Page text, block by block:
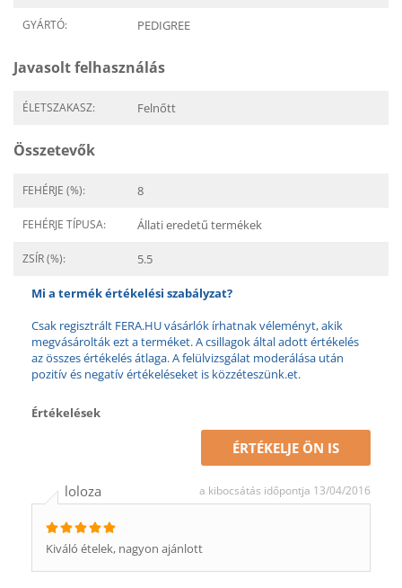
GYÁRTÓ: PEDIGREE
Javasolt felhasználás
ÉLETSZAKASZ: Felnőtt
Összetevők
FEHÉRJE (%): 8
FEHÉRJE TÍPUSA: Állati eredetű termékek
ZSÍR (%): 5.5
Mi a termék értékelési szabályzat?
Csak regisztrált FERA.HU vásárlók írhatnak véleményt, akik
megvásárolták ezt a terméket. A csillagok által adott értékelés
az összes értékelés átlaga. A felülvizsgálat moderálása után
pozitív és negatív értékeléseket is közzéteszünk.et.
Értékelések
ÉRTÉKELJE ÖN IS
loloza a kibocsátás időpontja 13/04/2016
Kiváló ételek, nagyon ajánlott